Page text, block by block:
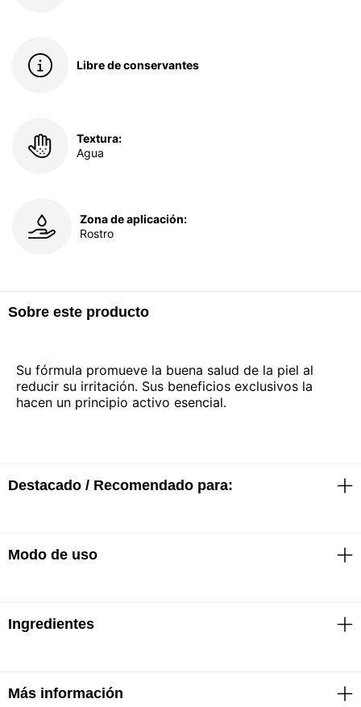
Libre de conservantes
Textura:
Agua
Zona de aplicación:
Rostro
Sobre este producto
Su fórmula promueve la buena salud de la piel al
reducir su irritación. Sus beneficios exclusivos la
hacen un principio activo esencial.
Destacado / Recomendado para:
· El primer gesto calmante para uso terapéutico
· Naturalmente rica en Selenio, un anti-oxidante
· Calma la piel sensible y/o irritada por factores
externos (sol, tratamientos dermatológicos, etc)
Modo de uso
· Rociar a unos 20cm del rostro
Ingredientes
Agua termal compuesta por bicarbonatos (396ppm),
Más información